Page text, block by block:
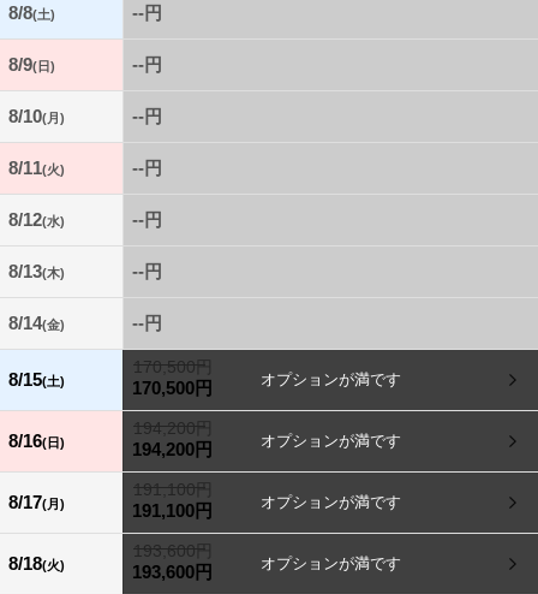
8/8(土) --円
8/9(日) --円
8/10(月) --円
8/11(火) --円
8/12(水) --円
8/13(木) --円
8/14(金) --円
8/15(土)
170,500円
170,500円
8/16(日)
194,200円
194,200円
8/17(月)
191,100円
191,100円
8/18(火)
193,600円
193,600円